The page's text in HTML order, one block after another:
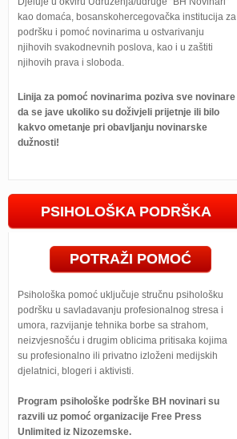
kao domaća, bosanskohercegovačka institucija za
podršku i pomoć novinarima u ostvarivanju
njihovih svakodnevnih poslova, kao i u zaštiti
njihovih prava i sloboda.
Linija za pomoć novinarima poziva sve novinare
da se jave ukoliko su doživjeli prijetnje ili bilo
kakvo ometanje pri obavljanju novinarske
dužnosti!
PSIHOLOŠKA PODRŠKA
POTRAŽI POMOĆ
Psihološka pomoć uključuje stručnu psihološku
podršku u savladavanju profesionalnog stresa i
umora, razvijanje tehnika borbe sa strahom,
neizvjesnošću i drugim oblicima pritisaka kojima
su profesionalno ili privatno izloženi medijskih
djelatnici, blogeri i aktivisti.
Program psihološke podrške BH novinari su
razvili uz pomoć organizacije Free Press
Unlimited iz Nizozemske.